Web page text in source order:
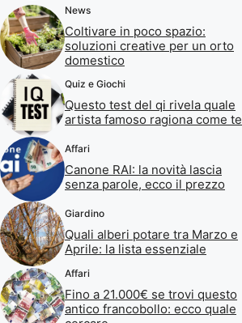
News
Coltivare in poco spazio:
soluzioni creative per un orto
domestico
Quiz e Giochi
Questo test del qi rivela quale
artista famoso ragiona come te
Affari
Canone RAI: la novità lascia
senza parole, ecco il prezzo
Giardino
Quali alberi potare tra Marzo e
Aprile: la lista essenziale
Affari
Fino a 21.000€ se trovi questo
antico francobollo: ecco quale